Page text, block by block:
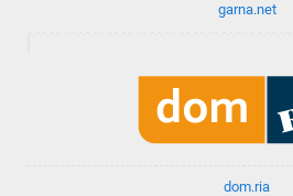
garna.net
dom.ria